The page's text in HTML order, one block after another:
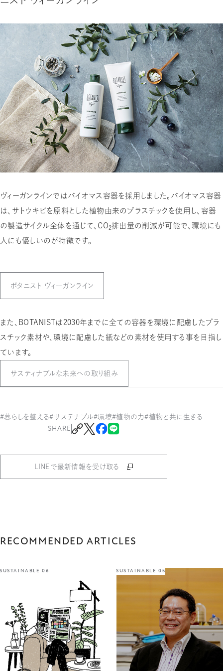
ヴィーガンラインではバイオマス容器を採用しました。バイオマス容器
は、サトウキビを原料とした植物由来のプラスチックを使用し、容器
の製造サイクル全体を通じて、CO２排出量の削減が可能で、環境にも
人にも優しいのが特徴です。
ボタニスト ヴィーガンライン
また、BOTANISTは2030年までに全ての容器を環境に配慮したプラ
スチック素材や、環境に配慮した紙などの素材を使用する事を目指し
ています。
サスティナブルな未来への取り組み
#暮らしを整える#サステナブル#環境#植物の力#植物と共に生きる
SHARE
LINEで最新情報を受け取る
RECOMMENDED ARTICLES
SUSTAINABLE 06 SUSTAINABLE 05